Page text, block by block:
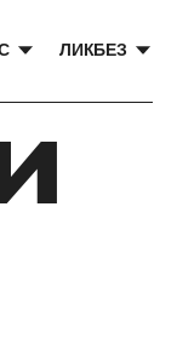
ЛИКБЕЗ